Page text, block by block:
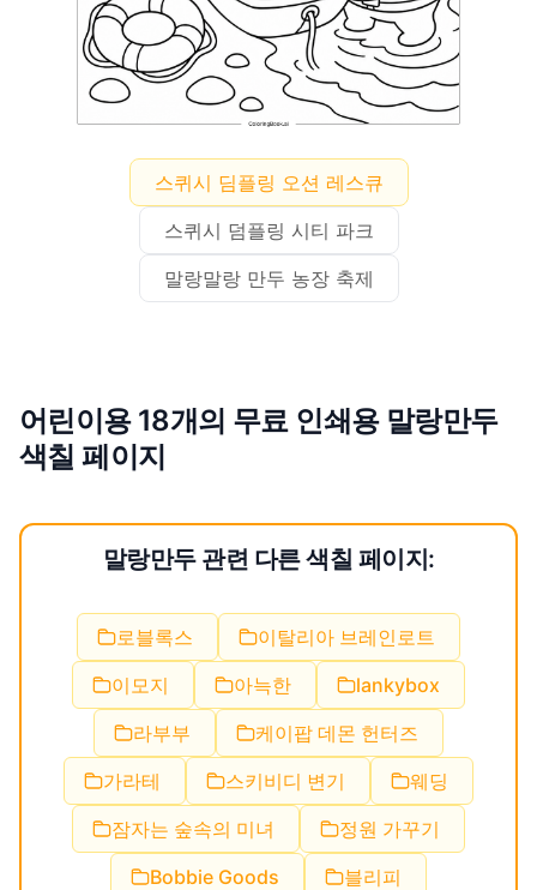
스퀴시 딤플링 오션 레스큐
스퀴시 덤플링 시티 파크
말랑말랑 만두 농장 축제
어린이용 18개의 무료 인쇄용 말랑만두
색칠 페이지
말랑만두 관련 다른 색칠 페이지:
로블록스
이탈리아 브레인로트
이모지
아늑한
lankybox
라부부
케이팝 데몬 헌터즈
가라테
스키비디 변기
웨딩
잠자는 숲속의 미녀
정원 가꾸기
Bobbie Goods
블리피